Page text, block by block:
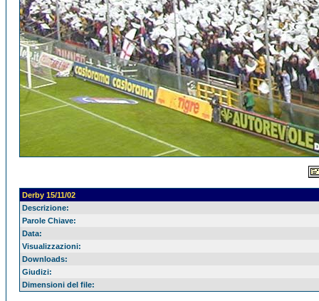
Derby 15/11/02
Descrizione:
Parole Chiave:
Data:
Visualizzazioni:
Downloads:
Giudizi:
Dimensioni del file: